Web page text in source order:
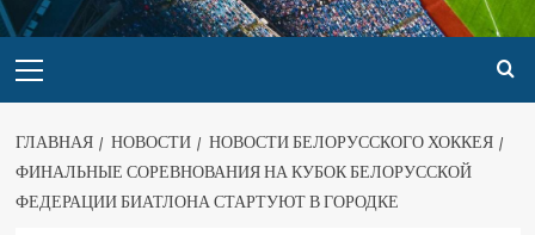
ГЛАВНАЯ НОВОСТИ
НОВОСТИ БЕЛОРУССКОГО ХОККЕЯ
ФИНАЛЬНЫЕ СОРЕВНОВАНИЯ НА КУБОК БЕЛОРУССКОЙ
ФЕДЕРАЦИИ БИАТЛОНА СТАРТУЮТ В ГОРОДКЕ